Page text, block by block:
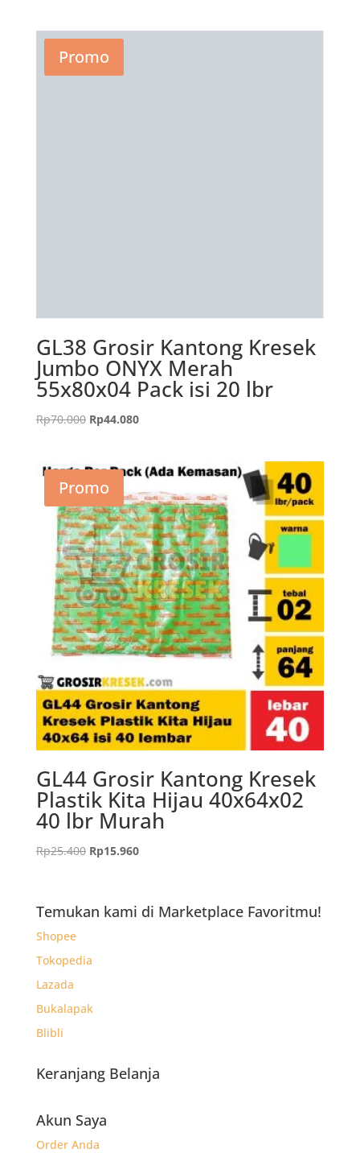
Rp50.500.
Promo
GL38 Grosir Kantong Kresek
Jumbo ONYX Merah
55x80x04 Pack isi 20 lbr
Rp70.000 Harga
Rp70.000.
Rp44.080Harga
adalah:
Rp44.080.
Promo
GL44 Grosir Kantong Kresek
Plastik Kita Hijau 40x64x02
40 lbr Murah
Rp25.400 Harga
Rp25.400.
Rp15.960Harga
adalah:
Temukan kami di Marketplace Favoritmu!
Shopee
Tokopedia
Lazada
Bukalapak
Blibli
Keranjang Belanja
Akun Saya
Order Anda